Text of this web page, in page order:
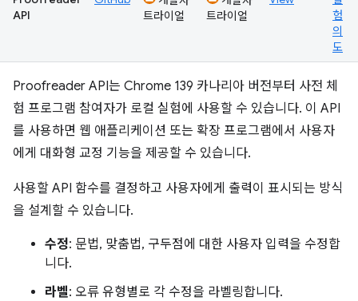
API
트라이얼
트라이얼
험
의
도
Proofreader API는 Chrome 139 카나리아 버전부터 사전 체
험 프로그램 참여자가 로컬 실험에 사용할 수 있습니다. 이 API
를 사용하면 웹 애플리케이션 또는 확장 프로그램에서 사용자
에게 대화형 교정 기능을 제공할 수 있습니다.
사용할 API 함수를 결정하고 사용자에게 출력이 표시되는 방식
을 설계할 수 있습니다.
수정: 문법, 맞춤법, 구두점에 대한 사용자 입력을 수정합
니다.
라벨: 오류 유형별로 각 수정을 라벨링합니다.